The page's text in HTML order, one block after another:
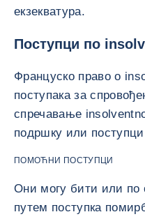
екзекватура.
Поступци по
Француско право о
поступака за
спречавање
подршку или
ПОМОЋНИ ПОСТУПЦИ
Они могу бити или
путем поступка